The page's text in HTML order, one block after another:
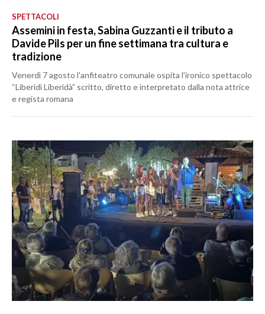
SPETTACOLI
Assemini in festa, Sabina Guzzanti e il tributo a
Davide Pils per un fine settimana tra cultura e
tradizione
Venerdì 7 agosto l'anfiteatro comunale ospita l'ironico spettacolo
“Liberidì Liberidà” scritto, diretto e interpretato dalla nota attrice
e regista romana